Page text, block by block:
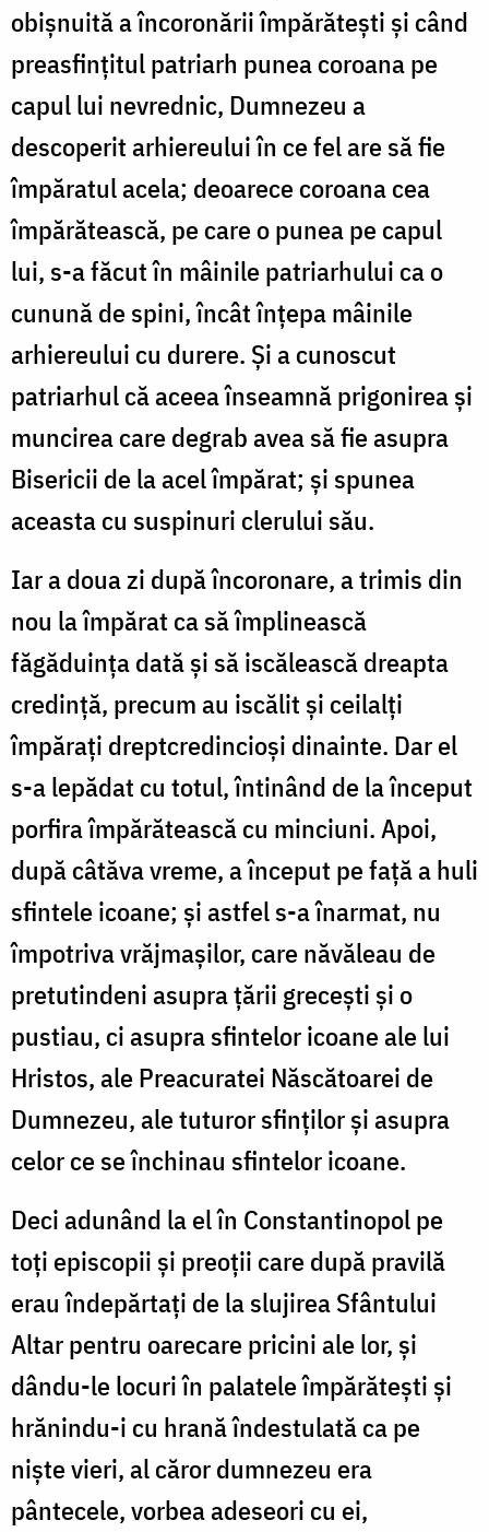
obișnuită a încoronării împărătești și când
preasfințitul patriarh punea coroana pe
capul lui nevrednic, Dumnezeu a
descoperit arhiereului în ce fel are să fie
împăratul acela; deoarece coroana cea
împărătească, pe care o punea pe capul
lui, s-a făcut în mâinile patriarhului ca o
cunună de spini, încât înțepa mâinile
arhiereului cu durere. Și a cunoscut
patriarhul că aceea înseamnă prigonirea și
muncirea care degrab avea să fie asupra
Bisericii de la acel împărat; și spunea
aceasta cu suspinuri clerului său.
Iar a doua zi după încoronare, a trimis din
nou la împărat ca să împlinească
făgăduința dată și să iscălească dreapta
credință, precum au iscălit și ceilalți
împărați dreptcredincioși dinainte. Dar el
s-a lepădat cu totul, întinând de la început
porfira împărătească cu minciuni. Apoi,
după câtăva vreme, a început pe față a huli
sfintele icoane; și astfel s-a înarmat, nu
împotriva vrăjmașilor, care năvăleau de
pretutindeni asupra țării grecești și o
pustiau, ci asupra sfintelor icoane ale lui
Hristos, ale Preacuratei Născătoarei de
Dumnezeu, ale tuturor sfinților și asupra
celor ce se închinau sfintelor icoane.
Deci adunând la el în Constantinopol pe
toți episcopii și preoții care după pravilă
erau îndepărtați de la slujirea Sfântului
Altar pentru oarecare pricini ale lor, și
dându-le locuri în palatele împărătești și
hrănindu-i cu hrană îndestulată ca pe
niște vieri, al căror dumnezeu era
pântecele, vorbea adeseori cu ei,